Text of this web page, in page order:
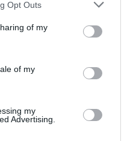
Opt Outs
of my
of my
my
Advertising.
lecteurs !
participez